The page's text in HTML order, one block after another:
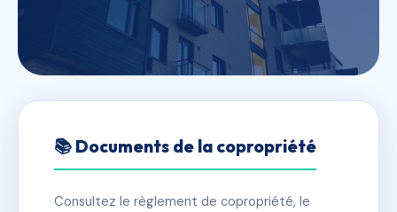
SDC CLICHY 8 RUE
VILLENEUVE
📍 8 r villeneuve 92110 CLICHY
📚 Documents de la copropriété
Consultez le règlement de copropriété, le